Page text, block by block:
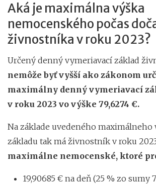
Aká je maximálna výška
nemocenského počas
živnostníka v roku 2023?
Určený denný vymeriavací základ
nemôže byť vyšší ako zákonom
maximálny denný vymeriavací
v roku 2023 vo výške 79,6274 €.
Na základe uvedeného maximálneho
základu tak má živnostník v roku
maximálne nemocenské, ktoré
19,90685 € na deň (25 % zo sumy